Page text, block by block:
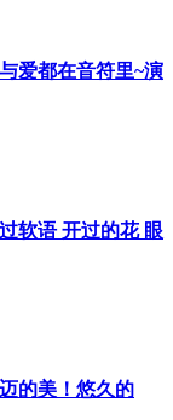
爱都在音符里~演
软语 开过的花 眼
的美！悠久的